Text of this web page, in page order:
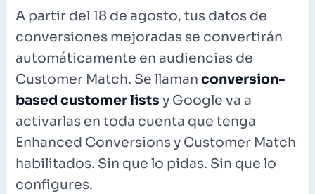
A partir del 18 de agosto, tus datos de
conversiones mejoradas se convertirán
automáticamente en audiencias de
Customer Match. Se llaman conversion-
based customer lists y Google va a
activarlas en toda cuenta que tenga
Enhanced Conversions y Customer Match
habilitados. Sin que lo pidas. Sin que lo
configures.